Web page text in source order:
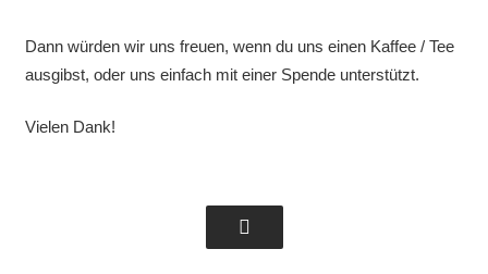
Dann würden wir uns freuen, wenn du uns einen Kaffee / Tee
ausgibst, oder uns einfach mit einer Spende unterstützt.
Vielen Dank!